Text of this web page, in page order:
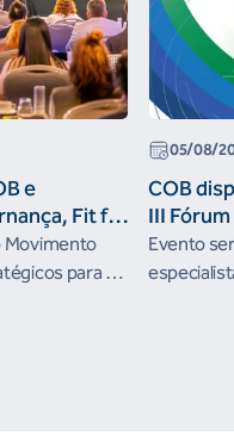
e
Fit for
em
Movimento
para os
05/08/
COB
III
Evento